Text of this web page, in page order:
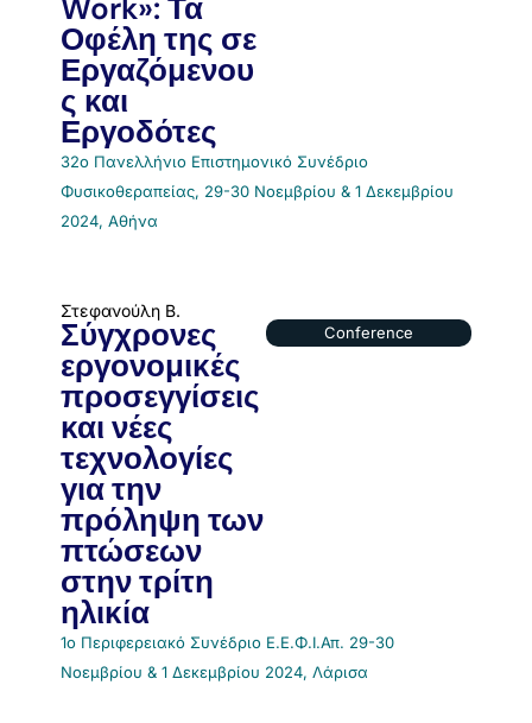
Work»: Τα
Οφέλη της σε
Εργαζόμενου
ς και
Εργοδότες
32o Πανελλήνιο Επιστημονικό Συνέδριο
Φυσικοθεραπείας, 29-30 Νοεμβρίου & 1 Δεκεμβρίου
2024, Αθήνα
Στεφανούλη Β.
Σύγχρονες
εργονομικές
προσεγγίσεις
και νέες
τεχνολογίες
για την
πρόληψη των
πτώσεων
στην τρίτη
ηλικία
Conference
1ο Περιφερειακό Συνέδριο Ε.Ε.Φ.Ι.Απ. 29-30
Νοεμβρίου & 1 Δεκεμβρίου 2024, Λάρισα